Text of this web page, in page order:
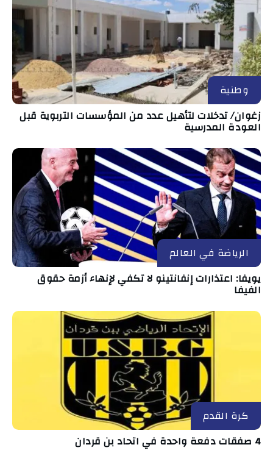
وطنية
زغوان/ تدخلات لتأهيل عدد من المؤسسات التربوية قبل
العودة المدرسية
الرياضة في العالم
يويفا: اعتذارات إنفانتينو لا تكفي لإنهاء أزمة حقوق
الفيفا
كرة القدم
4 صفقات دفعة واحدة في اتحاد بن قردان